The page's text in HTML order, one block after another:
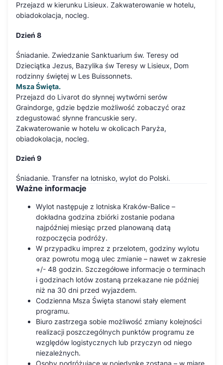
Przejazd w kierunku Lisieux. Zakwaterowanie w hotelu,
obiadokolacja, nocleg.
Dzień 8
Śniadanie. Zwiedzanie Sanktuarium św. Teresy od
Dzieciątka Jezus, Bazylika św Teresy w Lisieux, Dom
rodzinny świętej w Les Buissonnets.
Msza Święta.
Przejazd do Livarot do słynnej wytwórni serów
Graindorge, gdzie będzie możliwość zobaczyć oraz
zdegustować słynne francuskie sery.
Zakwaterowanie w hotelu w okolicach Paryża,
obiadokolacja, nocleg.
Dzień 9
Śniadanie. Transfer na lotnisko, wylot do Polski.
Ważne informacje
Wylot następuje z lotniska Kraków-Balice –
dokładna godzina zbiórki zostanie podana
najpóźniej miesiąc przed planowaną datą
rozpoczęcia podróży.
W przypadku imprez z przelotem, godziny wylotu
oraz powrotu mogą ulec zmianie – nawet w zakresie
+/- 48 godzin. Szczegółowe informacje o terminach
i godzinach lotów zostaną przekazane nie później
niż na 30 dni przed wyjazdem.
Codzienna Msza Święta stanowi stały element
programu.
Biuro zastrzega sobie możliwość zmiany kolejności
realizacji poszczególnych punktów programu ze
względów logistycznych lub przyczyn od niego
niezależnych.
Osoby podróżujące w pojedynkę zostaną – w miarę